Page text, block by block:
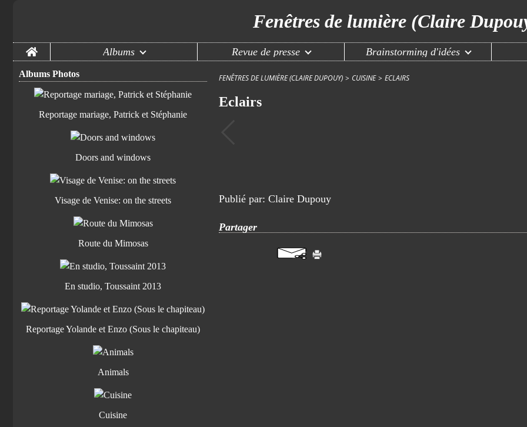
Fenêtres de lumière (Claire
Home Albums Revue de presse Brainstorming d'idées
Albums Photos
Reportage mariage, Patrick et Stéphanie
Doors and windows
Visage de Venise: on the streets
Route du Mimosas
En studio, Toussaint 2013
Reportage Yolande et Enzo (Sous le chapiteau)
Animals
Cuisine
FENÊTRES DE LUMIÈRE (CLAIRE DUPOUY) > CUISINE > ECLAIRS
Eclairs
Publié par: Claire Dupouy
Partager